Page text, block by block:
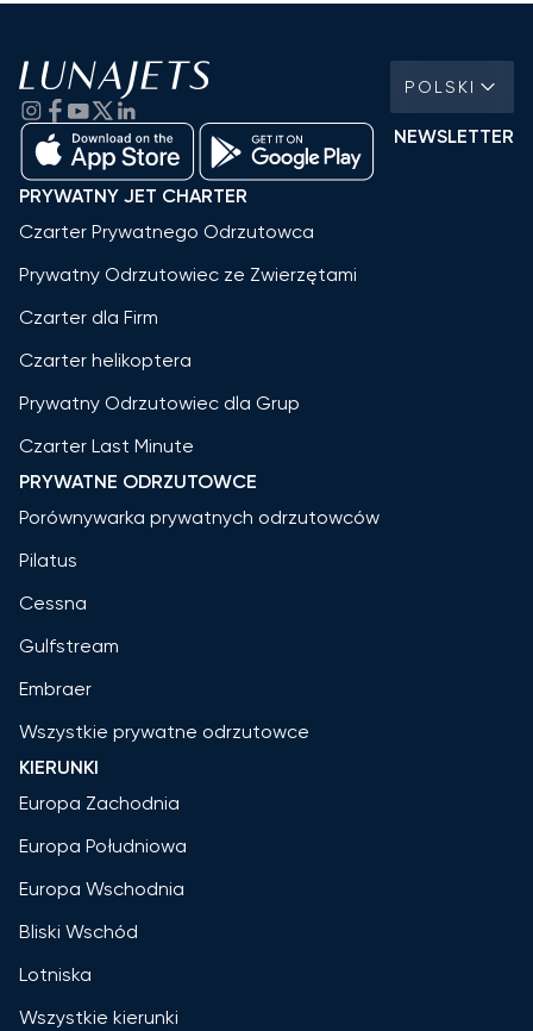
POLSKI
NEWSLETTER
PRYWATNY JET CHARTER
Czarter Prywatnego Odrzutowca
Prywatny Odrzutowiec ze Zwierzętami
Czarter dla Firm
Czarter helikoptera
Prywatny Odrzutowiec dla Grup
Czarter Last Minute
PRYWATNE ODRZUTOWCE
Porównywarka prywatnych odrzutowców
Pilatus
Cessna
Gulfstream
Embraer
Wszystkie prywatne odrzutowce
KIERUNKI
Europa Zachodnia
Europa Południowa
Europa Wschodnia
Bliski Wschód
Lotniska
Wszystkie kierunki